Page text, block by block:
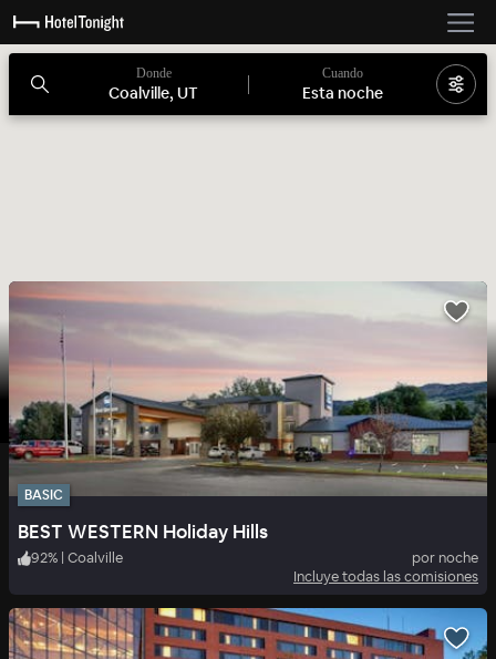
Donde
Coalville, UT
Cuando
Esta noche
BASIC
BEST WESTERN Holiday Hills
92% | Coalville
por noche
Incluye todas las comisiones